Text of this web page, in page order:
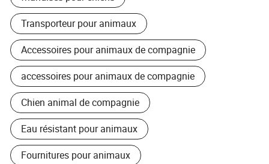
produits naturels de haute qualité pour vos animaux de
compagnie bien-aimés!
Joignez-vous à nous à Joyfoody pour créer « un mode de
vie sain pour les gens et les animaux » - votre partenariat
est chaleureusement accueilli!
Transporteur pour animaux
Accessoires pour animaux de compagnie
accessoires pour animaux de compagnie
Chien animal de compagnie
Eau résistant pour animaux
Fournitures pour animaux